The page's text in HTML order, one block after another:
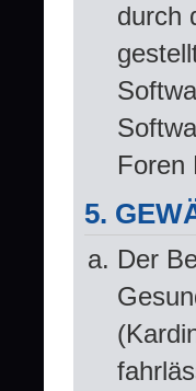
durch
Foren
5.
Der